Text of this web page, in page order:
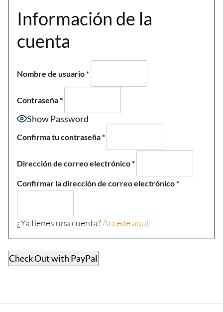
Información de la
cuenta
Nombre de usuario*
Contraseña*
Show Password
Confirma tu contraseña*
Dirección de correo electrónico*
Confirmar la dirección de correo electrónico*
¿Ya tienes una cuenta?Accede aquí
Check Out with PayPal